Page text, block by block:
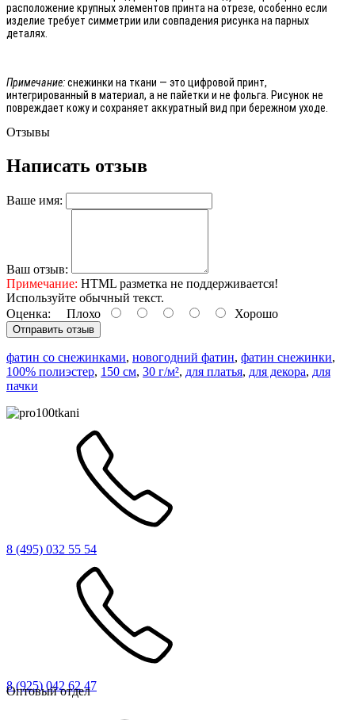
расположение крупных элементов принта на отрезе, особенно если
изделие требует симметрии или совпадения рисунка на парных
деталях.
Примечание:снежинки на ткани — это цифровой принт,
интегрированный в материал, а не пайетки и не фольга. Рисунок не
повреждает кожу и сохраняет аккуратный вид при бережном уходе.
Отзывы
Написать отзыв
Ваше имя:
Ваш отзыв:
Примечание: HTML разметка не поддерживается!
Используйте обычный текст.
Оценка: Плохо Хорошо
Отправить отзыв
фатин со снежинками, новогодний фатин, фатин снежинки,
100% полиэстер, 150 см, 30 г/м², для платья, для декора, для
пачки
8 (495) 032 55 54
8 (925) 042 62 47
Оптовый отдел